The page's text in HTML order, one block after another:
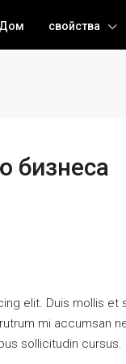
свойства
бизнеса
elit. Duis mollis et
mi accumsan
sollicitudin